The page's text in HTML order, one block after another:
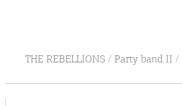
Δραστηριότητες για Μεγάλους
THE REBELLIONS / Party band II